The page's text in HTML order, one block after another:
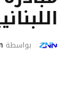
بواسطة